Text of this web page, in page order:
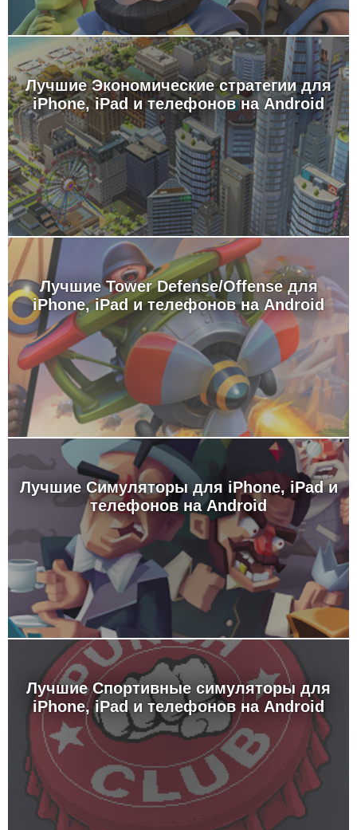
Лучшие Экономические стратегии для
iPhone, iPad и телефонов на Android
Лучшие Tower Defense/Offense для
iPhone, iPad и телефонов на Android
Лучшие Симуляторы для iPhone, iPad и
телефонов на Android
Лучшие Спортивные симуляторы для
iPhone, iPad и телефонов на Android